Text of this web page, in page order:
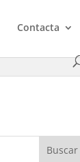
Contacta